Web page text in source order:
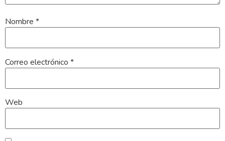
Nombre *
Correo electrónico *
Web